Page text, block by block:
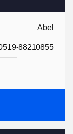
Abel
88210855